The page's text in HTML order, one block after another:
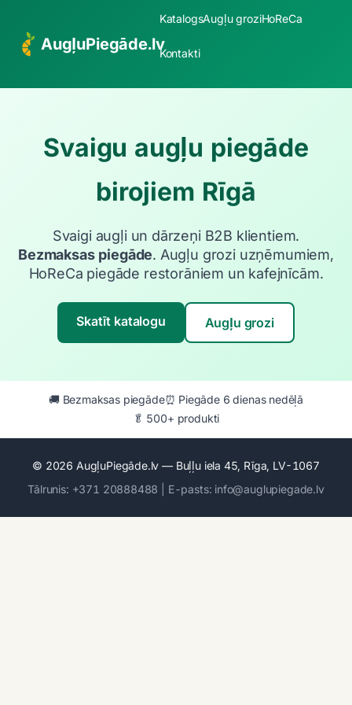
AugļuPiegāde.lv
KatalogsAugļu groziHoReCa
Kontakti
Svaigu augļu piegāde
birojiem Rīgā
Svaigi augļi un dārzeņi B2B klientiem.
Bezmaksas piegāde. Augļu grozi uzņēmumiem,
HoReCa piegāde restorāniem un kafejnīcām.
Skatīt katalogu Augļu grozi
🚚 Bezmaksas piegāde⏰ Piegāde 6 dienas nedēļā
🥬 500+ produkti
© 2026 AugļuPiegāde.lv — Buļļu iela 45, Rīga, LV-1067
Tālrunis: +371 20888488 | E-pasts: info@auglupiegade.lv